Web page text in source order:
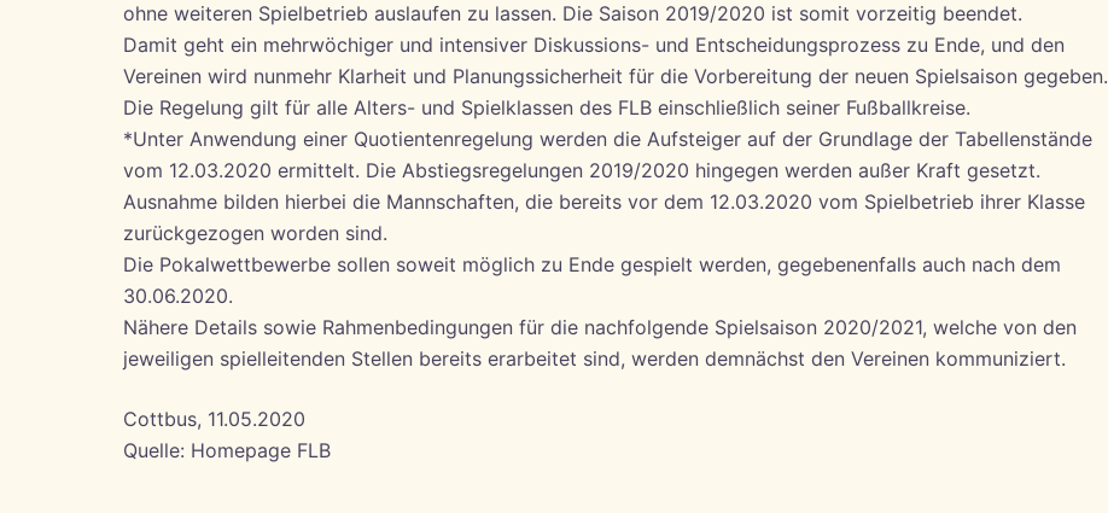
ohne weiteren Spielbetrieb auslaufen zu lassen. Die Saison 2019/2020 ist somit vorzeitig beendet.
Damit geht ein mehrwöchiger und intensiver Diskussions- und Entscheidungsprozess zu Ende, und den
Vereinen wird nunmehr Klarheit und Planungssicherheit für die Vorbereitung der neuen Spielsaison gegeben.
Die Regelung gilt für alle Alters- und Spielklassen des FLB einschließlich seiner Fußballkreise.
*Unter Anwendung einer Quotientenregelung werden die Aufsteiger auf der Grundlage der Tabellenstände
vom 12.03.2020 ermittelt. Die Abstiegsregelungen 2019/2020 hingegen werden außer Kraft gesetzt.
Ausnahme bilden hierbei die Mannschaften, die bereits vor dem 12.03.2020 vom Spielbetrieb ihrer Klasse
zurückgezogen worden sind.
Die Pokalwettbewerbe sollen soweit möglich zu Ende gespielt werden, gegebenenfalls auch nach dem
30.06.2020.
Nähere Details sowie Rahmenbedingungen für die nachfolgende Spielsaison 2020/2021, welche von den
jeweiligen spielleitenden Stellen bereits erarbeitet sind, werden demnächst den Vereinen kommuniziert.
Cottbus, 11.05.2020
Quelle: Homepage FLB